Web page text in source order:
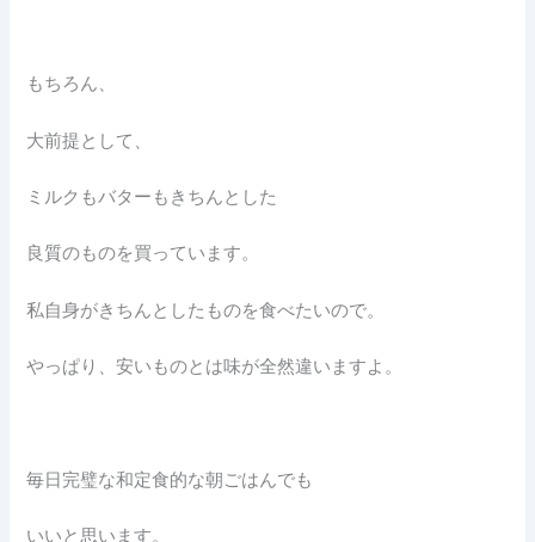
もちろん、
大前提として、
ミルクもバターもきちんとした
良質のものを買っています。
私自身がきちんとしたものを食べたいので。
やっぱり、安いものとは味が全然違いますよ。
毎日完璧な和定食的な朝ごはんでも
いいと思います。